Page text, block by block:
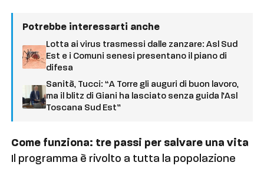
Potrebbe interessarti anche
Lotta ai virus trasmessi dalle zanzare: Asl Sud
Est e i Comuni senesi presentano il piano di
difesa
Sanità, Tucci: “A Torre gli auguri di buon lavoro,
ma il blitz di Giani ha lasciato senza guida l’Asl
Toscana Sud Est”
Come funziona: tre passi per salvare una vita
Il programma è rivolto a tutta la popolazione